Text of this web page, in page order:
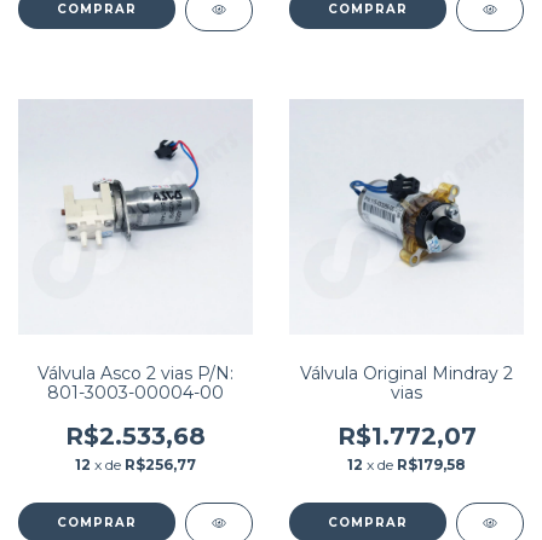
Válvula Asco 2 vias P/N:
801-3003-00004-00
R$2.533,68
12 x de R$256,77
Válvula Original Mindray 2
vias
R$1.772,07
12 x de R$179,58